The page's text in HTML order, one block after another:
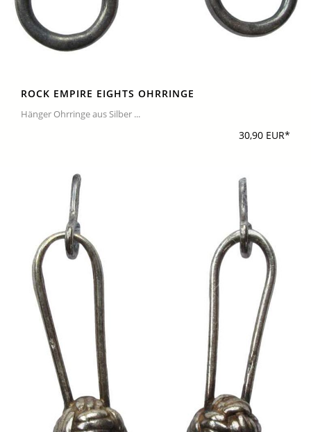
ROCK EMPIRE EIGHTS OHRRINGE
Hänger Ohrringe aus Silber ...
30,90 EUR*